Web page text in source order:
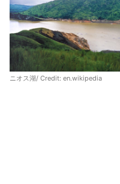
ニオス湖/ Credit: en.wikipedia